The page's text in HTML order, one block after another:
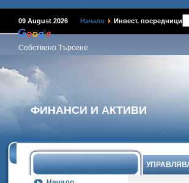
09 August 2026 Начало Инвест. посредници
Собствено Търсене
ФИНАНСИ И АКТИВИ